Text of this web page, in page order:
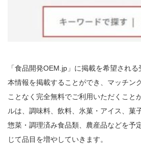
「食品開発OEM.jp」に掲載を希望され
本情報を掲載することができ、マッチン
ことなく完全無料でご利用いただくこと
ルは、調味料、飲料、氷菓・アイス、菓
惣菜・調理済み食品類、農産品などを予
じて品目を増やしていきます。